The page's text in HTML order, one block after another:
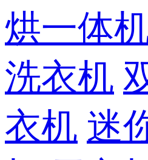
烘一体
洗衣机
衣机 迷